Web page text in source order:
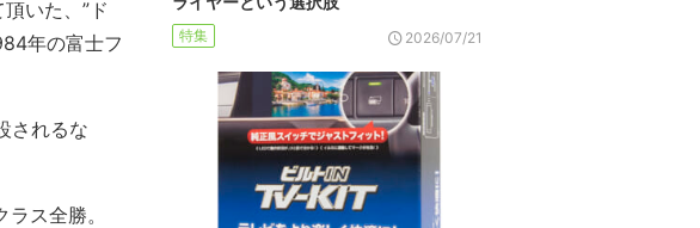
いた、”ド
年の富士フ
されるな
ス全勝。
特集 2026/07/21